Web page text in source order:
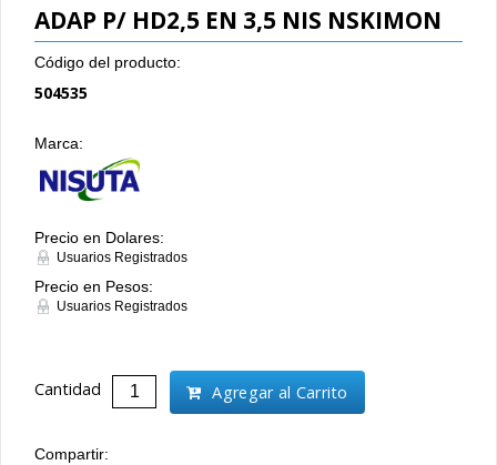
ADAP P/ HD2,5 EN 3,5 NIS NSKIMON
Código del producto:
504535
Marca:
Precio en Dolares:
Usuarios Registrados
Precio en Pesos:
Usuarios Registrados
Cantidad Agregar al Carrito
Compartir: